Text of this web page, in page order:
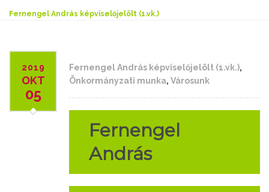
Fernengel András képviselőjelölt (1.vk.)
2019
OKT
05
Fernengel András képviselőjelölt (1.vk.),
Önkormányzati munka, Városunk
Fernengel
András